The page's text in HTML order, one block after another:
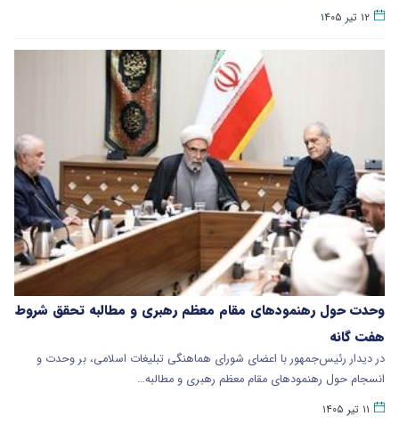
۱۲ تیر ۱۴۰۵
وحدت حول رهنمودهای مقام معظم رهبری و مطالبه تحقق شروط
هفت گانه
در دیدار رئیس‌جمهور با اعضای شورای هماهنگی تبلیغات اسلامی، بر وحدت و
انسجام حول رهنمودهای مقام معظم رهبری و مطالبه…
۱۱ تیر ۱۴۰۵